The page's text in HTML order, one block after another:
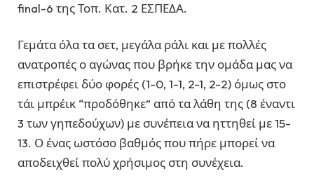
final-6 της Τοπ. Κατ. 2 ΕΣΠΕΔΑ.
Γεμάτα όλα τα σετ, μεγάλα ράλι και με πολλές
ανατροπές ο αγώνας που βρήκε την ομάδα μας να
επιστρέφει δύο φορές (1-0, 1-1, 2-1, 2-2) όμως στο
τάι μπρέικ “προδόθηκε” από τα λάθη της (8 έναντι
3 των γηπεδούχων) με συνέπεια να ηττηθεί με 15-
13. Ο ένας ωστόσο βαθμός που πήρε μπορεί να
αποδειχθεί πολύ χρήσιμος στη συνέχεια.